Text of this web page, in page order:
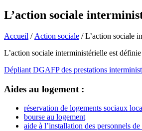
L’action sociale
Accueil / Action sociale / L’action sociale
L’action sociale interministérielle est
Dépliant DGAFP des prestations
Aides au logement :
réservation de logements sociaux
bourse au logement
aide à l’installation des personnels